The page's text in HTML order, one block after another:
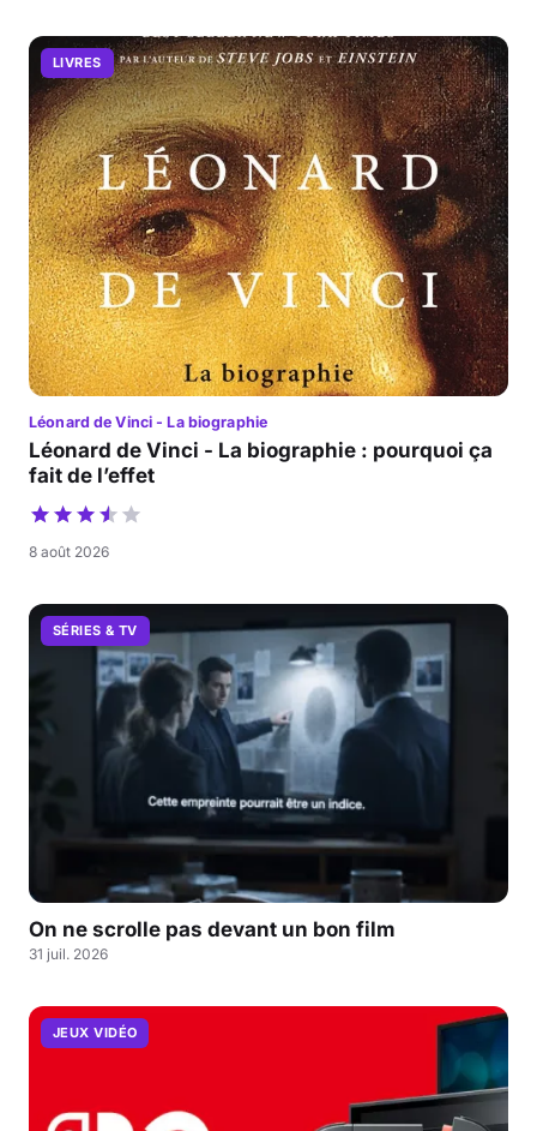
LIVRES
Léonard de Vinci - La biographie
Léonard de Vinci - La biographie : pourquoi ça
fait de l’effet
8 août 2026
SÉRIES & TV
On ne scrolle pas devant un bon film
31 juil. 2026
JEUX VIDÉO